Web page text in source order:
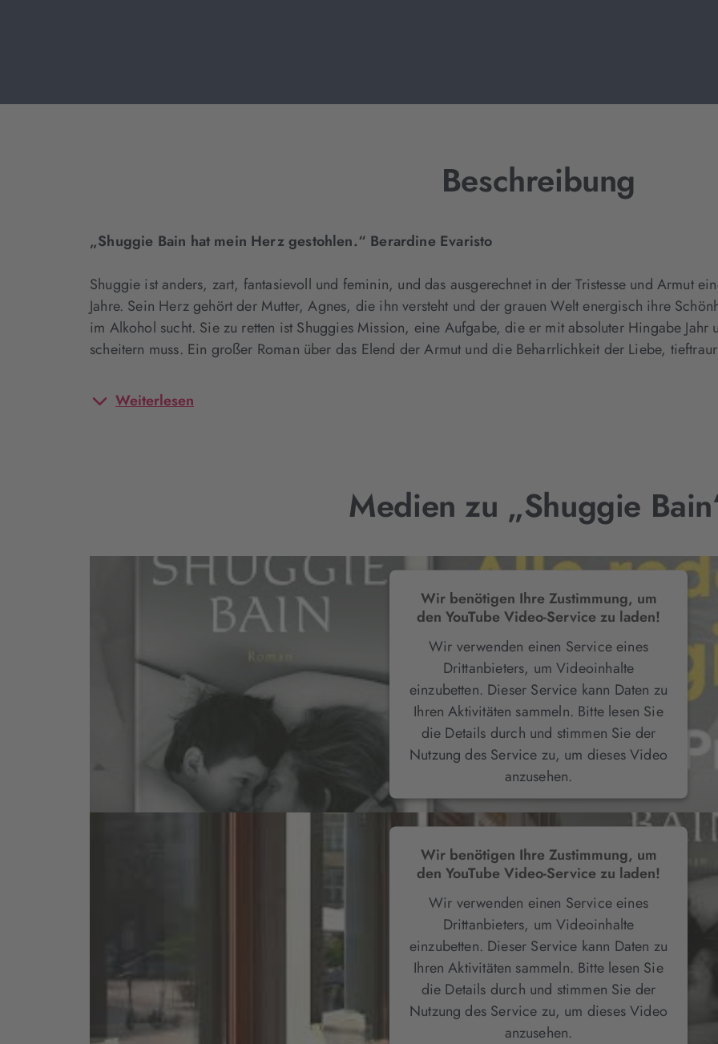
Beschreibung
„Shuggie Bain hat mein Herz gestohlen.“ Berardine Evaristo
Shuggie ist anders, zart, fantasievoll und feminin, und das ausgerechnet in der Tristesse und Armut
Jahre. Sein Herz gehört der Mutter, Agnes, die ihn versteht und der grauen Welt energisch ihre
im Alkohol sucht. Sie zu retten ist Shuggies Mission, eine Aufgabe, die er mit absoluter Hingabe
scheitern muss. Ein großer Roman über das Elend der Armut und die Beharrlichkeit der Liebe,
Weiterlesen
Medien zu „Shuggie
Wir benötigen Ihre Zustimmung, um
den YouTube Video-Service zu laden!
Wir verwenden einen Service eines
Drittanbieters, um Videoinhalte
einzubetten. Dieser Service kann Daten zu
Ihren Aktivitäten sammeln. Bitte lesen Sie
die Details durch und stimmen Sie der
Nutzung des Service zu, um dieses Video
anzusehen.
Mehr Informationen
Akzeptieren
Wir benötigen Ihre Zustimmung, um
den YouTube Video-Service zu laden!
Wir verwenden einen Service eines
Drittanbieters, um Videoinhalte
einzubetten. Dieser Service kann Daten zu
Ihren Aktivitäten sammeln. Bitte lesen Sie
die Details durch und stimmen Sie der
Nutzung des Service zu, um dieses Video
anzusehen.